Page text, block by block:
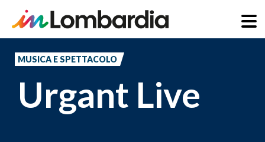
MUSICA E SPETTACOLO
Urgant Live